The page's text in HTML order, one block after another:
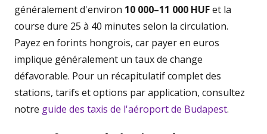
généralement d'environ 10 000–11 000 HUFet la
course dure 25 à 40 minutes selon la circulation.
Payez en forints hongrois, car payer en euros
implique généralement un taux de change
défavorable. Pour un récapitulatif complet des
stations, tarifs et options par application, consultez
notre guide des taxis de l'aéroport de Budapest.